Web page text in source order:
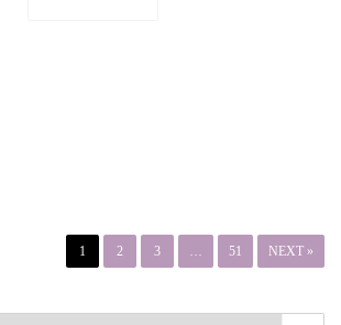
1 2 3 51 NEXT »